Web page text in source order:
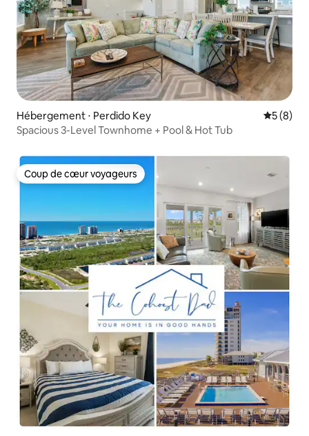
Hébergement ⋅ Perdido Key
5 (8)
Spacious 3-Level Townhome + Pool & Hot Tub
Coup de cœur voyageurs
Coup de cœur voyageurs